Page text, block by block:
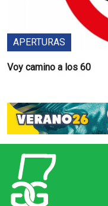
APERTURAS
Voy camino a los 60